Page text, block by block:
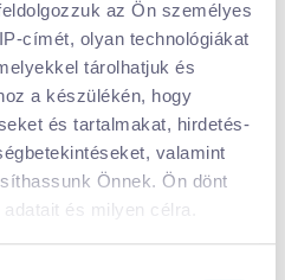
az Ön személyes
címét, olyan technológiákat
tárolhatjuk és
a készülékén, hogy
és tartalmakat, hirdetés-
valamint
Önnek. Ön dönt
és milyen célra.
kapjon, és hosszabb távon a
világba.
hogy a Nivegy-völgy neve
itthon és külföldön is.” – tette